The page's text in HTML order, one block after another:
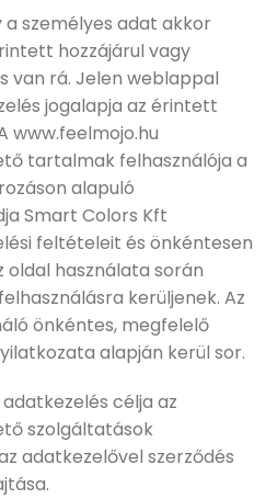
a személyes adat akkor
hozzájárul vagy
van rá. Jelen weblappal
jogalapja az érintett
www.feelmojo.hu
tartalmak felhasználója a
alapuló
Smart Colors Kft
feltételeit és önkéntesen
oldal használata során
kerüljenek. Az
önkéntes, megfelelő
alapján kerül sor.
célja az
szolgáltatások
adatkezelővel szerződés